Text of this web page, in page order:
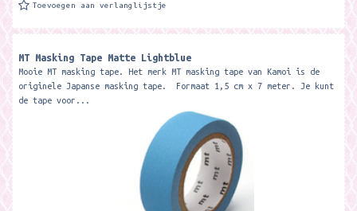
Toevoegen aan verlanglijstje
MT Masking Tape Matte Lightblue
Mooie MT masking tape. Het merk MT masking tape van Kamoi is de
originele Japanse masking tape. Formaat 1,5 cm x 7 meter. Je kunt
de tape voor...